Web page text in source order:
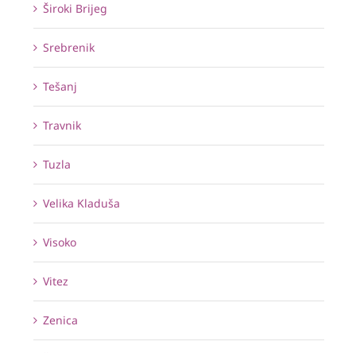
Široki Brijeg
Srebrenik
Tešanj
Travnik
Tuzla
Velika Kladuša
Visoko
Vitez
Zenica